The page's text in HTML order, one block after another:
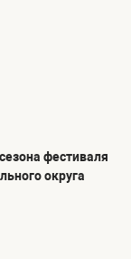
фестиваля
округа